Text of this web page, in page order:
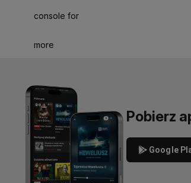
console for
more
Pobierz
Google